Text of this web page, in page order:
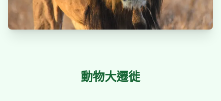
動物大遷徙